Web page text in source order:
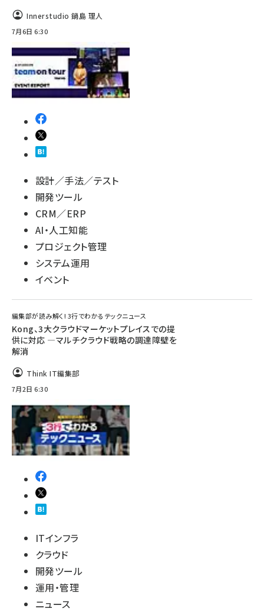
Innerstudio 鍋島 理人
7月6日 6:30
設計／手法／テスト
開発ツール
CRM／ERP
AI・人工知能
プロジェクト管理
システム運用
イベント
編集部が読み解く! 3行でわかるテックニュース
Kong、3大クラウドマーケットプレイスでの提
供に対応 —マルチクラウド戦略の調達障壁を
解消
Think IT編集部
7月2日 6:30
ITインフラ
クラウド
開発ツール
運用・管理
ニュース